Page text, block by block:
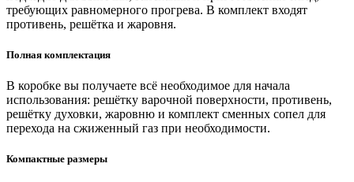
требующих равномерного прогрева. В комплект входят
противень, решётка и жаровня.
Полная комплектация
В коробке вы получаете всё необходимое для начала
использования: решётку варочной поверхности, противень,
решётку духовки, жаровню и комплект сменных сопел для
перехода на сжиженный газ при необходимости.
Компактные размеры